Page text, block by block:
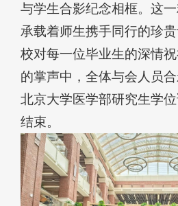
与学生合影纪念相框。这
承载着师生携手同行的珍
校对每一位毕业生的深情
的掌声中，全体与会人员
北京大学医学部研究生学
结束。